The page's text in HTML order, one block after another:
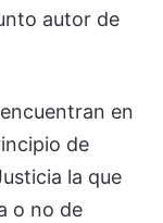
autor de
en
de
la que
o no de